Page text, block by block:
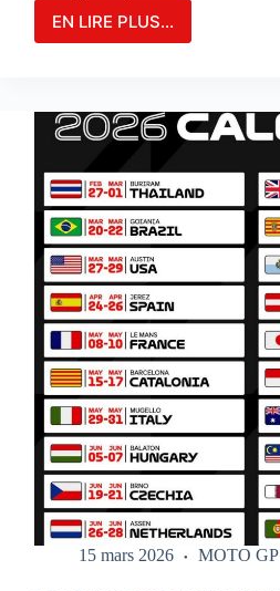
EN LIRE PLUS...
MARIA
TÊTE
DES
COMBINÉS
SUR
LE
CIRCUIT
DE
PORTIMAO
15 mars 2026 MOTO GP